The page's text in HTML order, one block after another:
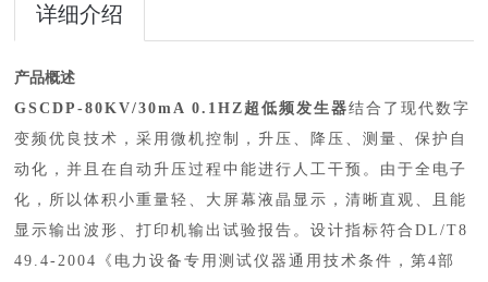
详细介绍
产品概述
GSCDP-80KV/30mA 0.1HZ超低频发生器结合了现代数字
变频优良技术，采用微机控制，升压、降压、测量、保护自
动化，并且在自动升压过程中能进行人工干预。由于全电子
化，所以体积小重量轻、大屏幕液晶显示，清晰直观、且能
显示输出波形、打印机输出试验报告。设计指标符合DL/T8
49.4-2004《电力设备专用测试仪器通用技术条件，第4部